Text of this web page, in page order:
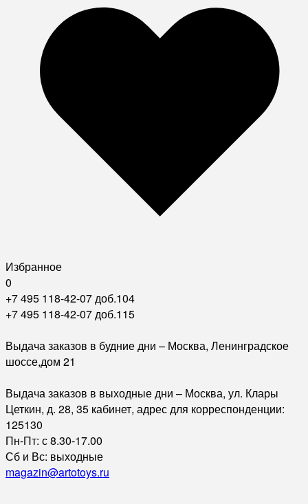
Избранное
0
+7 495 118-42-07 доб.104
+7 495 118-42-07 доб.115
Выдача заказов в будние дни – Москва, Ленинградское
шоссе,дом 21
Выдача заказов в выходные дни – Москва, ул. Клары
Цеткин, д. 28, 35 кабинет, адрес для корреспонденции:
125130
Пн-Пт: с 8.30-17.00
Сб и Вс: выходные
magazin@artotoys.ru